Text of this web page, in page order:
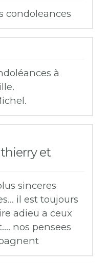
condoleances
à
et
sinceres
il est toujours
adieu a ceux
nos pensees